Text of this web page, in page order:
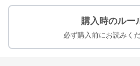
購入時のルー
必ず購入前にお読みくだ